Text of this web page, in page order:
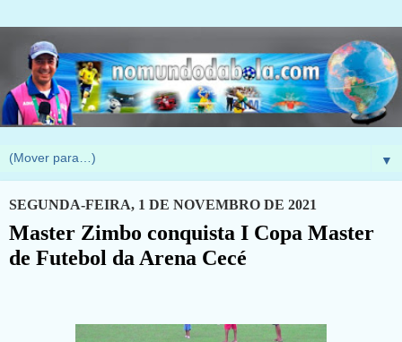
▼
SEGUNDA-FEIRA, 1 DE NOVEMBRO DE 2021
Master Zimbo conquista I Copa Master
de Futebol da Arena Cecé